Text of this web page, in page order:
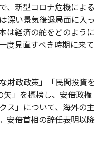
、新型コロナ危機による
深い景気後退局面に入っ
は経済の舵をどのように
度見直すべき時期に来て
財政政策」「民間投資を
」を標榜し、安倍政権
ス」について、海外の主
安倍首相の辞任表明以降